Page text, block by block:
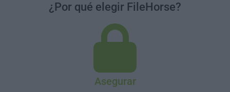
¿Por qué elegir FileHorse?
Asegurar